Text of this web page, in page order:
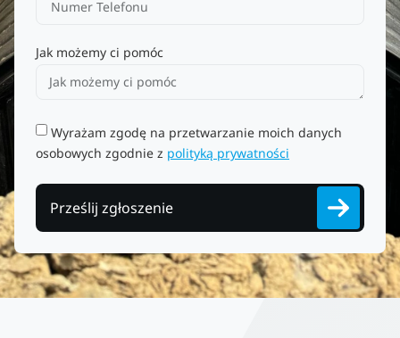
Jak możemy ci pomóc
Wyrażam zgodę na przetwarzanie moich danych
osobowych zgodnie z polityką prywatności
Prześlij zgłoszenie